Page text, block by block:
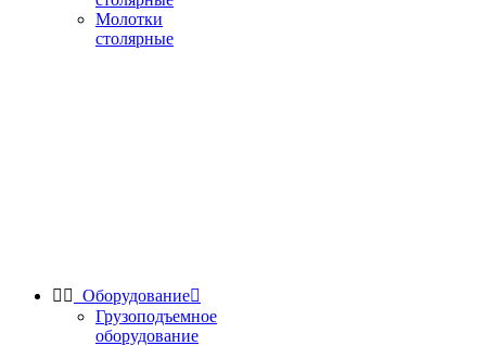
Молотки
столярные
  Оборудование
Грузоподъемное
оборудование